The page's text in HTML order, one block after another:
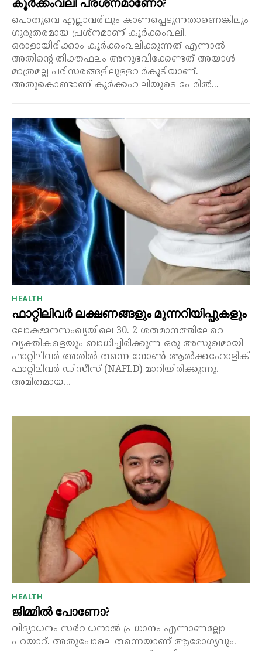
പൊതുവെ എല്ലാവരിലും കാണപ്പെടുന്നതാണെങ്കിലും
ഗുരുതരമായ പ്രശ്നമാണ് കൂർക്കംവലി.
ഒരാളായിരിക്കാം കൂർക്കംവലിക്കുന്നത് എന്നാൽ
അതിന്റെ തിക്തഫലം അനുഭവിക്കേണ്ടത് അയാൾ
മാത്രമല്ല പരിസരങ്ങളിലുള്ളവർകൂടിയാണ്.
അതുകൊണ്ടാണ് കൂർക്കംവലിയുടെ പേരിൽ...
HEALTH
ഫാറ്റിലിവർ ലക്ഷണങ്ങളും മുന്നറിയിപ്പുകളും
ലോകജനസംഖ്യയിലെ 30. 2 ശതമാനത്തിലേറെ
വ്യക്തികളെയും ബാധിച്ചിരിക്കുന്ന ഒരു അസുഖമായി
ഫാറ്റിലിവർ അതിൽ തന്നെ നോൺ ആൽക്കഹോളിക്
ഫാറ്റിലിവർ ഡിസീസ് (NAFLD) മാറിയിരിക്കുന്നു.
അമിതമായ...
HEALTH
ജിമ്മിൽ പോണോ?
വിദ്യാധനം സർവധനാൽ പ്രധാനം എന്നാണല്ലോ
പറയാറ്. അതുപോലെ തന്നെയാണ് ആരോഗ്യവും.